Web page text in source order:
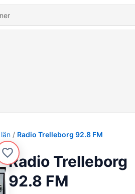
Radio Trelleborg 92.8 FM
Radio Trelleborg
92.8 FM